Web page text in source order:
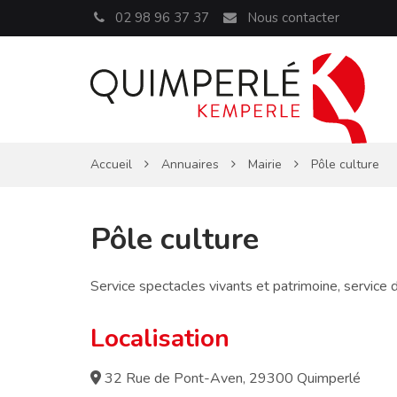
02 98 96 37 37 Nous contacter
Accueil Annuaires Mairie Pôle culture
Pôle culture
Service spectacles vivants et patrimoine, service
Localisation
32 Rue de Pont-Aven, 29300 Quimperlé